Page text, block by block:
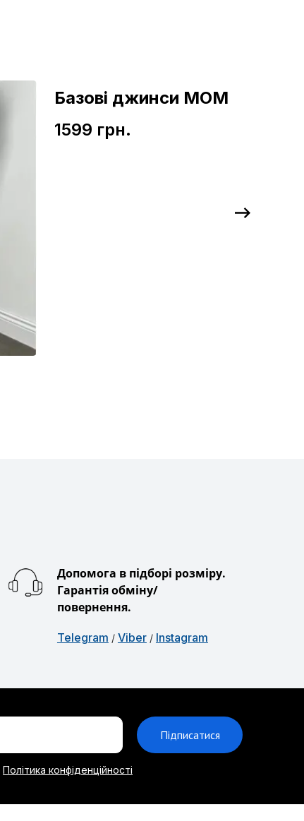
Базові джинси МОМ
1599 грн.
Допомога в підборі розміру.
Гарантія обміну/
повернення.
Telegram / Viber / Instagram
Підписатися
Політика конфіденційності